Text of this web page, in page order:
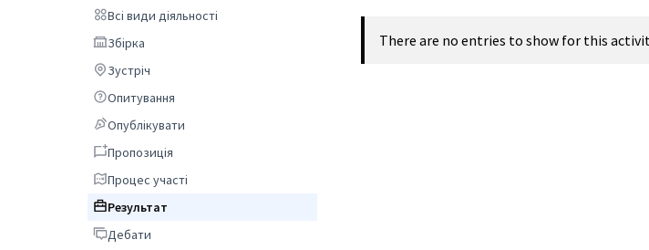
Всі види діяльності
Всі види діяльності
ЗбіркаЗбірка
Зустріч
Зустріч
Опитування
Опитування
Опублікувати
Опублікувати
Пропозиція
Пропозиція
Процес участі
Процес участі
Результат
Результат
дебати
дебати
There are no entries to show for this